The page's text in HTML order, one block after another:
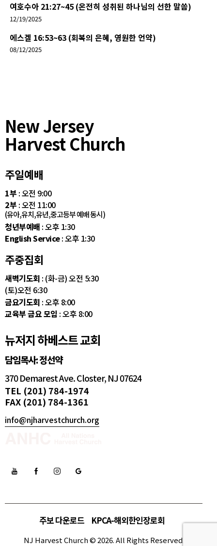
여호수아 21:27~45 (온전히 성취된 하나님의 선한 말씀)
12/19/2025
에스겔 16:53~63 (회복의 은혜, 영원한 언약)
08/12/2025
New Jersey
Harvest Church
주일예배
1부 : 오전 9:00
2부 : 오전 11:00
(유아,유치,유년,중고등부 예배 동시)
청년부예배 : 오후 1:30
English Service: 오후 1:30
주중집회
새벽기도회 : (화-금) 오전 5:30
(토)오전 6:30
금요기도회 : 오후 8:00
교육부 금요 모임 : 오후 8:00
뉴저지 하베스트 교회
담임목사: 정선약
370 Demarest Ave. Closter, NJ 07624
TEL (201) 784-1974
FAX (201) 784-1361
info@njharvestchurch.org
주보 다운로드 KPCA-해외한인장로회
NJ Harvest Church © 2026. All Rights Reserved.